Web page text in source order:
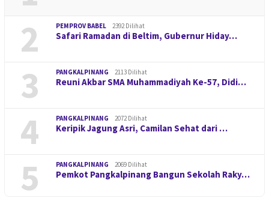
2 PEMPROV BABEL 2392 Dilihat
Safari Ramadan di Beltim, Gubernur Hiday…
3 PANGKALPINANG 2113 Dilihat
Reuni Akbar SMA Muhammadiyah Ke-57, Didi…
4 PANGKALPINANG 2072 Dilihat
Keripik Jagung Asri, Camilan Sehat dari …
5 PANGKALPINANG 2069 Dilihat
Pemkot Pangkalpinang Bangun Sekolah Raky…